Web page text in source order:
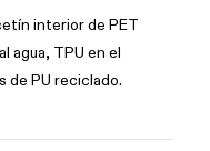
interior de PET
agua, TPU en el
de PU reciclado.